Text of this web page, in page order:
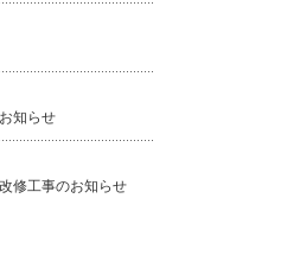
知らせ
修工事のお知らせ